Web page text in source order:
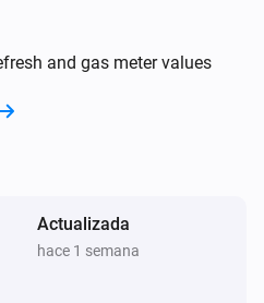
cambiado
and gas meter values
Actualizada
hace 1 semana